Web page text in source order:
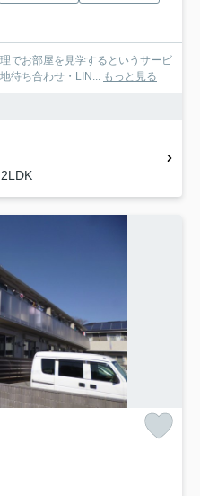
でお部屋を見学するというサービ
待ち合わせ・LIN... もっと見る